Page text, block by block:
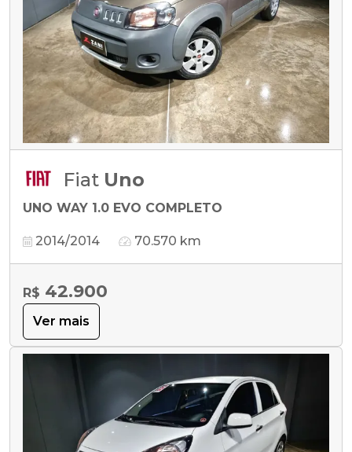
Fiat Uno
UNO WAY 1.0 EVO COMPLETO
2014/2014 70.570 km
R$ 42.900
Ver mais